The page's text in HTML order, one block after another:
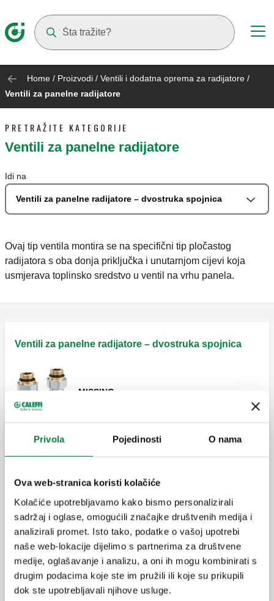
Privola Pojedinosti O nama
Ova web-stranica koristi kolačiće
Kolačiće upotrebljavamo kako bismo personalizirali
sadržaj i oglase, omogućili značajke društvenih medija i
analizirali promet. Isto tako, podatke o vašoj upotrebi
naše web-lokacije dijelimo s partnerima za društvene
medije, oglašavanje i analizu, a oni ih mogu kombinirati s
drugim podacima koje ste im pružili ili koje su prikupili
dok ste upotrebljavali njihove usluge.
Home / Proizvodi / Ventili i dodatna oprema za radijatore /
Ventili za panelne radijatore
PRETRAŽITE KATEGORIJE
Ventili za panelne radijatore
Idi na
Ventili za panelne radijatore – dvostruka spojnica
Ovaj tip ventila montira se na specifični tip pločastog
radijatora s oba donja priključka i unutarnjom cijevi koja
usmjerava toplinsko sredstvo u ventil na vrhu panela.
Ventili za panelne radijatore – dvostruka spojnica
MISSING
MISSING
Ventil za pločaste radijatore s ugrađenom
jedinicom termostatskog ventila.
Ventil za pločaste radijatore s ugrađenom
jedinicom termostatskog ventila.
Proširi